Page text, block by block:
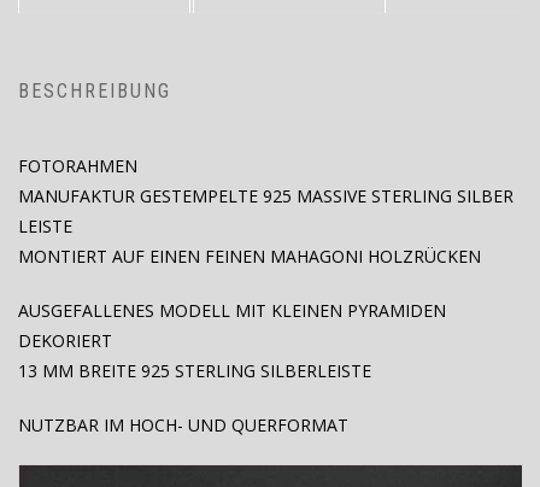
BESCHREIBUNG
FOTORAHMEN
MANUFAKTUR GESTEMPELTE 925 MASSIVE STERLING SILBER
LEISTE
MONTIERT AUF EINEN FEINEN MAHAGONI HOLZRÜCKEN
AUSGEFALLENES MODELL MIT KLEINEN PYRAMIDEN
DEKORIERT
13 MM BREITE 925 STERLING SILBERLEISTE
NUTZBAR IM HOCH- UND QUERFORMAT